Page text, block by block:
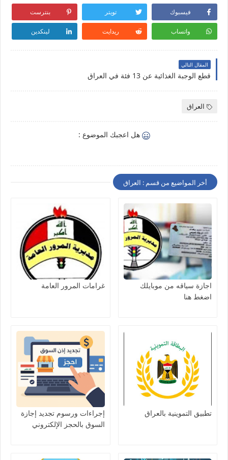
فيسبوك تويتر بنترست
واتساب ريدايت لينكدين
المقال التالي
قطع الوجبة الغذائية عن 13 فئة في العراق
العراق
هل اعجبك الموضوع :
أخر المواضيع من قسم : العراق
اجازة سياقه من موبايلك
اضغط هنا
غرامات المرور العامة
تطبيق التموينية بالعراق
إجراءات ورسوم تجديد إجازة
السوق بالحجز الإلكتروني